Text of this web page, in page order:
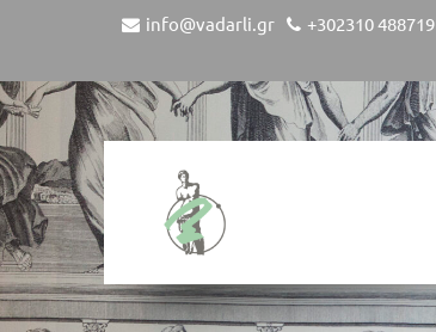
info@vadarli.gr +302310 488719